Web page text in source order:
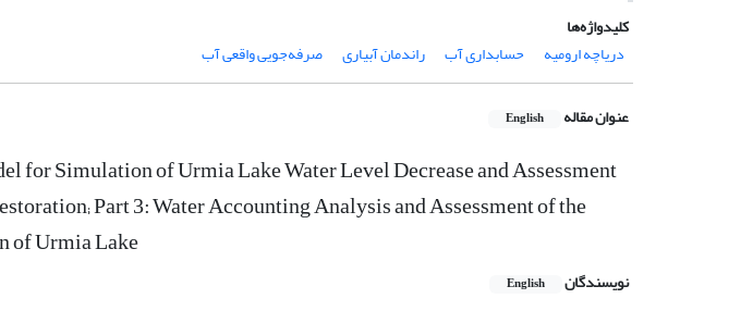
کلیدواژه‌ها
دریاچه ارومیه
حسابداری آب راندمان آبیاری صرفه‌جویی واقعی آب
عنوان مقاله English
for Simulation of Urmia Lake Water Level Decrease and Assessment
Part 3: Water Accounting Analysis and Assessment of the
of Urmia Lake
نویسندگان English